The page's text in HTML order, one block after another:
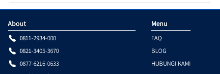
About
0811-2934-000
0821-3405-3670
0877-6216-0633
Menu
FAQ
BLOG
HUBUNGI KAMI